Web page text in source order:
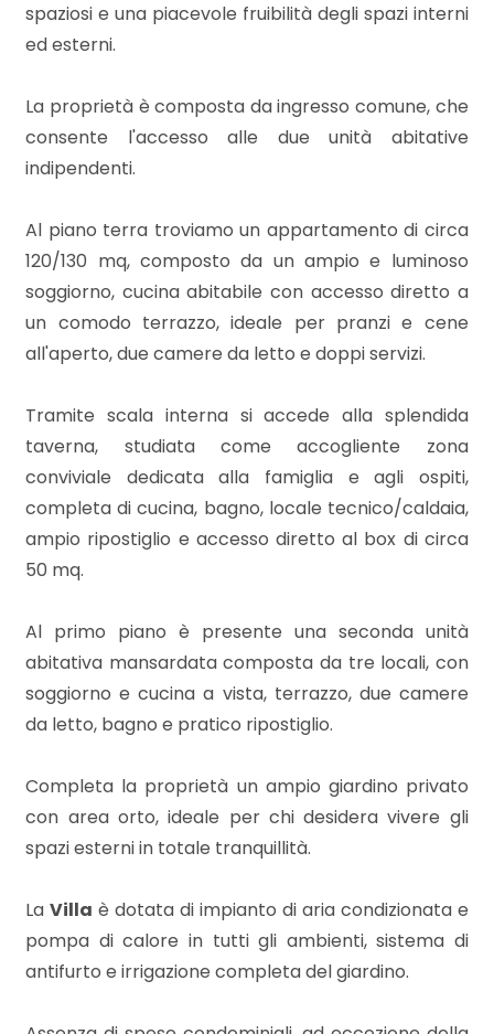
spaziosi e una piacevole fruibilità degli spazi interni
ed esterni.
La proprietà è composta da ingresso comune, che
consente l'accesso alle due unità abitative
indipendenti.
Al piano terra troviamo un appartamento di circa
120/130 mq, composto da un ampio e luminoso
soggiorno, cucina abitabile con accesso diretto a
un comodo terrazzo, ideale per pranzi e cene
all'aperto, due camere da letto e doppi servizi.
Tramite scala interna si accede alla splendida
taverna, studiata come accogliente zona
conviviale dedicata alla famiglia e agli ospiti,
completa di cucina, bagno, locale tecnico/caldaia,
ampio ripostiglio e accesso diretto al box di circa
50 mq.
Al primo piano è presente una seconda unità
abitativa mansardata composta da tre locali, con
soggiorno e cucina a vista, terrazzo, due camere
da letto, bagno e pratico ripostiglio.
Completa la proprietà un ampio giardino privato
con area orto, ideale per chi desidera vivere gli
spazi esterni in totale tranquillità.
LaVilla è dotata di impianto di aria condizionata e
pompa di calore in tutti gli ambienti, sistema di
antifurto e irrigazione completa del giardino.
Totale
mq
Locali
minimi
Qualsiasi
1
2
3
5
5+
Bagni
minimi
Qualsiasi
1